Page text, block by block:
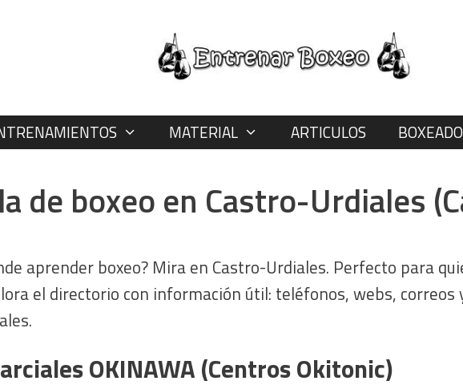
MATERIAL ARTICULOS
de boxeo en Castro-Urdiales
aprender boxeo? Mira en Castro-Urdiales. Perfecto para
el directorio con información útil: teléfonos, webs, correos
OKINAWA (Centros Okitonic)